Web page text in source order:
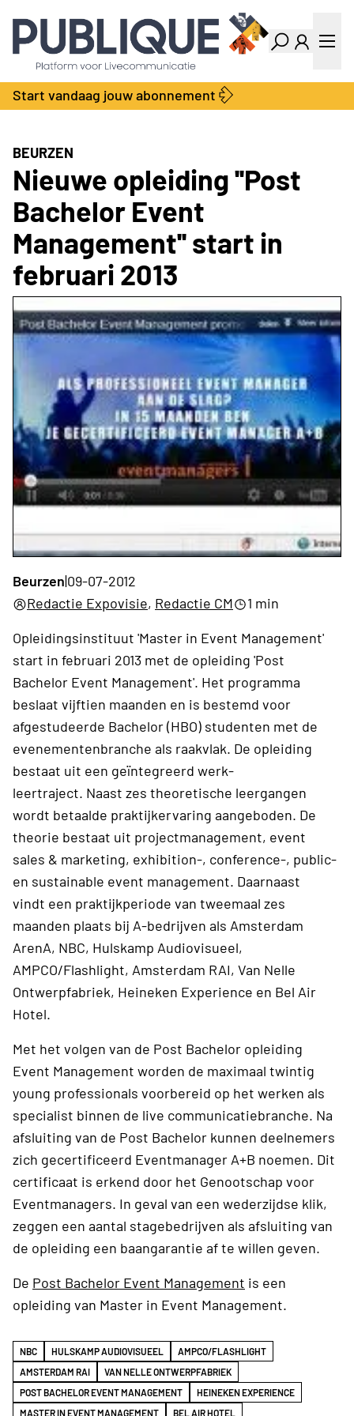
Industry Dashboard
Vacatures
Kalender
Producten
Bedrijvengids
Locatie Finder
Contact
Adverteren
Abonnementen
Start vandaag jouw abonnement
BEURZEN
Nieuwe opleiding ''Post
Bachelor Event
Management'' start in
februari 2013
Beurzen|09-07-2012
Redactie Expovisie, Redactie CM
1 min
Opleidingsinstituut 'Master in Event Management'
start in februari 2013 met de opleiding 'Post
Bachelor Event Management'. Het programma
beslaat vijftien maanden en is bestemd voor
afgestudeerde Bachelor (HBO) studenten met de
evenementenbranche als raakvlak. De opleiding
bestaat uit een geïntegreerd werk-
leertraject. Naast zes theoretische leergangen
wordt betaalde praktijkervaring aangeboden. De
theorie bestaat uit projectmanagement, event
sales & marketing, exhibition-, conference-, public-
en sustainable event management. Daarnaast
vindt een praktijkperiode van tweemaal zes
maanden plaats bij A-bedrijven als Amsterdam
ArenA, NBC, Hulskamp Audiovisueel,
AMPCO/Flashlight, Amsterdam RAI, Van Nelle
Ontwerpfabriek, Heineken Experience en Bel Air
Hotel.
Met het volgen van de Post Bachelor opleiding
Event Management worden de maximaal twintig
young professionals voorbereid op het werken als
specialist binnen de live communicatiebranche. Na
afsluiting van de Post Bachelor kunnen deelnemers
zich gecertificeerd Eventmanager A+B noemen. Dit
certificaat is erkend door het Genootschap voor
Eventmanagers. In geval van een wederzijdse klik,
zeggen een aantal stagebedrijven als afsluiting van
de opleiding een baangarantie af te willen geven.
De Post Bachelor Event Management is een
opleiding van Master in Event Management.
NBC HULSKAMP AUDIOVISUEEL
AMPCO/FLASHLIGHT
AMSTERDAM RAI
VAN NELLE ONTWERPFABRIEK
POST BACHELOR EVENT MANAGEMENT
HEINEKEN EXPERIENCE
MASTER IN EVENT MANAGEMENT
BEL AIR HOTEL